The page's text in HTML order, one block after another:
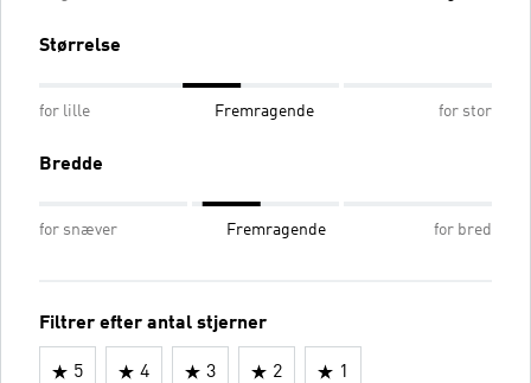
Størrelse
for lille Fremragende for stor
Bredde
for snæver Fremragende for bred
Filtrer efter antal stjerner
5 4 3 2 1